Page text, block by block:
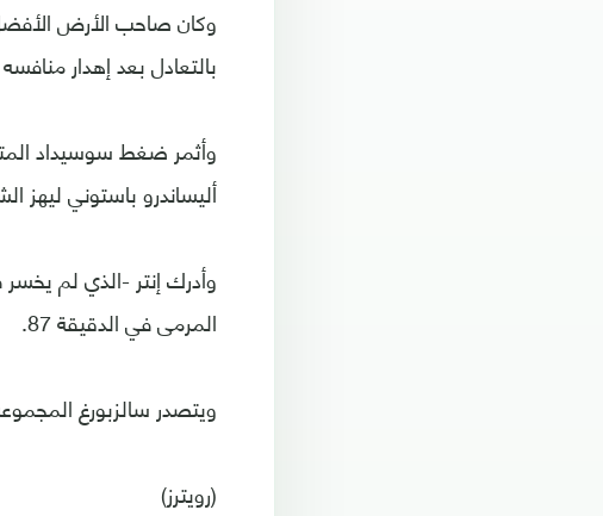
وكان صاحب الأرض
بالتعادل بعد إهدار
أليساندرو باستوني ليهز
وأدرك إنتر -الذي لم
المرمى في الدقيقة 87.
ويتصدر سالزبورغ المجموعة الرابعة بعد فوزه 2-صفر على
(رويترز)